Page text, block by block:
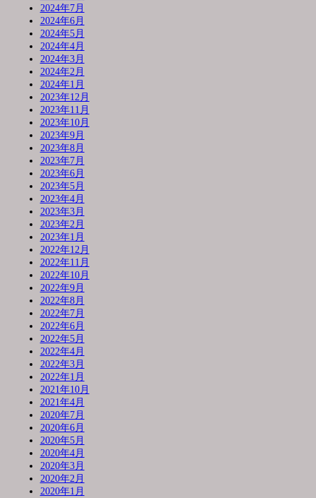
2024年7月
2024年6月
2024年5月
2024年4月
2024年3月
2024年2月
2024年1月
2023年12月
2023年11月
2023年10月
2023年9月
2023年8月
2023年7月
2023年6月
2023年5月
2023年4月
2023年3月
2023年2月
2023年1月
2022年12月
2022年11月
2022年10月
2022年9月
2022年8月
2022年7月
2022年6月
2022年5月
2022年4月
2022年3月
2022年1月
2021年10月
2021年4月
2020年7月
2020年6月
2020年5月
2020年4月
2020年3月
2020年2月
2020年1月